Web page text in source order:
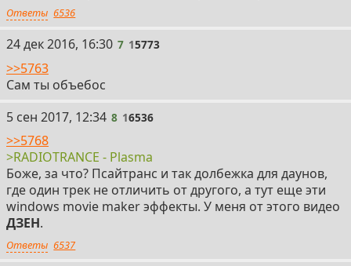
Ответы 6536
7
24 дек 2016, 16:30 7 15773
>>5763
Сам ты объебос
8
5 сен 2017, 12:34 8 16536
>>5768
>RADIOTRANCE - Plasma
Боже, за что? Псайтранс и так долбежка для даунов,
где один трек не отличить от другого, а тут еще эти
windows movie maker эффекты. У меня от этого видео
ДЗЕН.
Ответы 6537